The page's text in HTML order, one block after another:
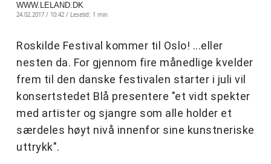
WWW.LELAND.DK
24.02.2017 / 10:42 / Lesetid: 1 min
Roskilde Festival kommer til Oslo! ...eller
nesten da. For gjennom fire månedlige kvelder
frem til den danske festivalen starter i juli vil
konsertstedet Blå presentere "et vidt spekter
med artister og sjangre som alle holder et
særdeles høyt nivå innenfor sine kunstneriske
uttrykk".